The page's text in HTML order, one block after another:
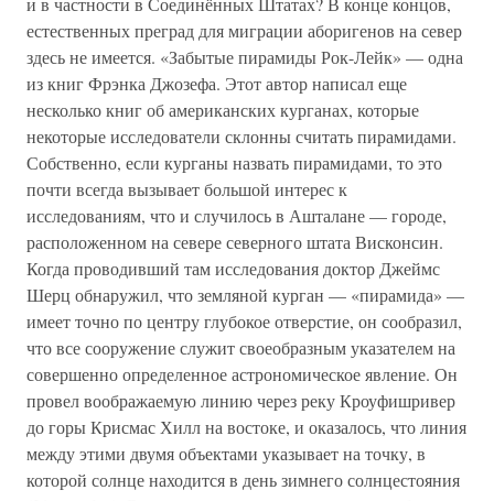
естественных преград для миграции аборигенов на север
здесь не имеется. «Забытые пирамиды Рок-Лейк» — одна
из книг Фрэнка Джозефа. Этот автор написал еще
несколько книг об американских курганах, которые
некоторые исследователи склонны считать пирамидами.
Собственно, если курганы назвать пирамидами, то это
почти всегда вызывает большой интерес к
исследованиям, что и случилось в Ашталане — городе,
расположенном на севере северного штата Висконсин.
Когда проводивший там исследования доктор Джеймс
Шерц обнаружил, что земляной курган — «пирамида» —
имеет точно по центру глубокое отверстие, он сообразил,
что все сооружение служит своеобразным указателем на
совершенно определенное астрономическое явление. Он
провел воображаемую линию через реку Кроуфишривер
до горы Крисмас Хилл на востоке, и оказалось, что линия
между этими двумя объектами указывает на точку, в
которой солнце находится в день зимнего солнцестояния